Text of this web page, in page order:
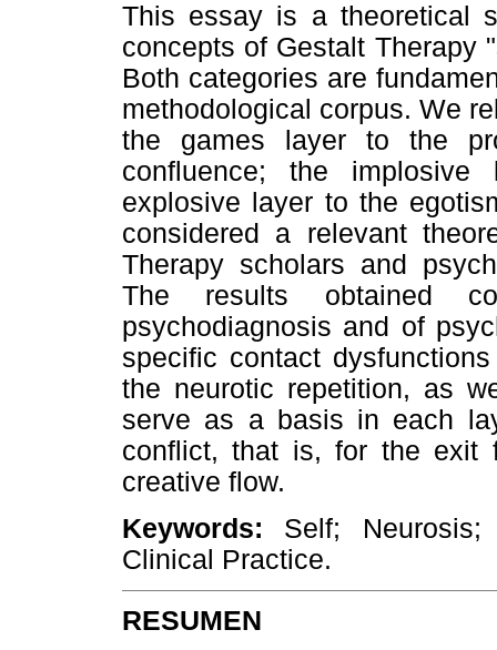
This essay is a theoretical
concepts of Gestalt Therapy
Both categories are
methodological corpus. We
the games layer to the
confluence; the
explosive layer to the
considered a relevant
Therapy scholars and
The results obtained
psychodiagnosis and of
specific contact
the neurotic repetition, as
serve as a basis in each
conflict, that is, for the exit
creative flow.
Keywords: Self; Neurosis;
Clinical Practice.
RESUMEN